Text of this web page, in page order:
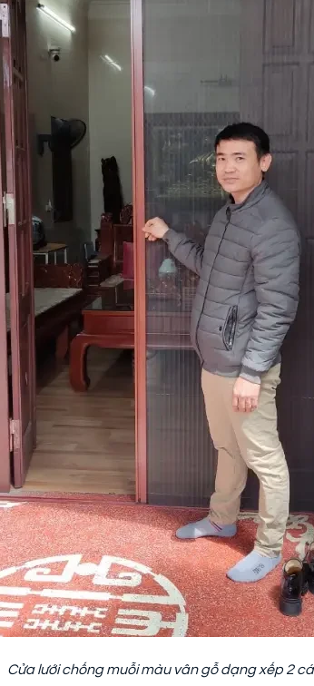
Cửa lưới chống muỗi màu vân gỗ dạng xếp 2